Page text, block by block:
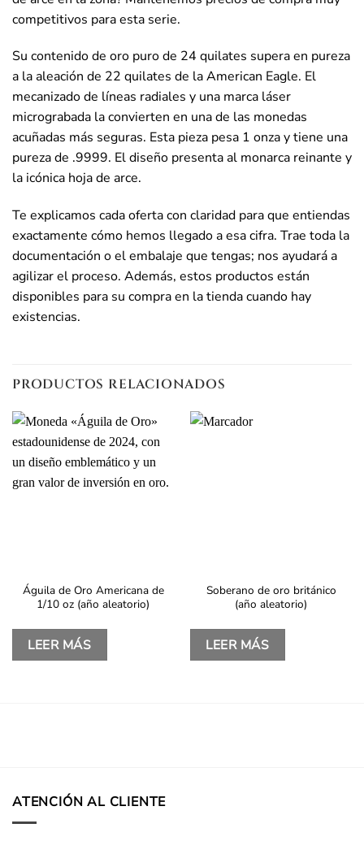
competitivos para esta serie.
Su contenido de oro puro de 24 quilates supera en pureza
a la aleación de 22 quilates de la American Eagle. El
mecanizado de líneas radiales y una marca láser
micrograbada la convierten en una de las monedas
acuñadas más seguras. Esta pieza pesa 1 onza y tiene una
pureza de .9999. El diseño presenta al monarca reinante y
la icónica hoja de arce.
Te explicamos cada oferta con claridad para que entiendas
exactamente cómo hemos llegado a esa cifra. Trae toda la
documentación o el embalaje que tengas; nos ayudará a
agilizar el proceso. Además, estos productos están
disponibles para su compra en la tienda cuando hay
existencias.
PRODUCTOS RELACIONADOS
Águila de Oro Americana de
1/10 oz (año aleatorio)
LEER MÁS
Soberano de oro británico
(año aleatorio)
LEER MÁS
ATENCIÓN AL CLIENTE